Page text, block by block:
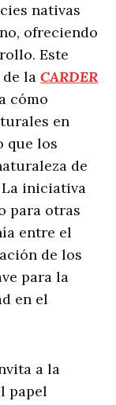
nativas
ofreciendo
Este
de laCARDER
cómo
en
que los
de
La iniciativa
para otras
entre el
de los
para la
en el
a la
papel